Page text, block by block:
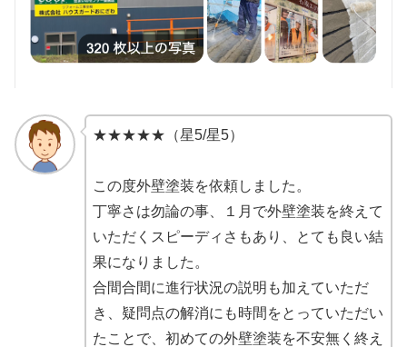
★★★★★（星5/星5）
この度外壁塗装を依頼しました。
丁寧さは勿論の事、１月で外壁塗装を終えて
いただくスピーディさもあり、とても良い結
果になりました。
合間合間に進行状況の説明も加えていただ
き、疑問点の解消にも時間をとっていただい
たことで、初めての外壁塗装を不安無く終え